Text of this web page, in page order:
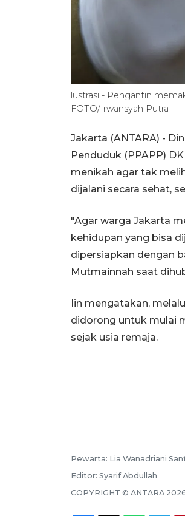
lustrasi - Pengantin
FOTO/Irwansyah Putra
Jakarta (ANTARA) -
Penduduk (PPAPP)
menikah agar tak
dijalani secara sehat,
"Agar warga Jakarta
kehidupan yang bisa
dipersiapkan dengan
Mutmainnah saat
Iin mengatakan,
didorong untuk mulai
sejak usia remaja.
Pewarta: Lia Wanadriani
Editor: Syarif Abdullah
COPYRIGHT © ANTARA